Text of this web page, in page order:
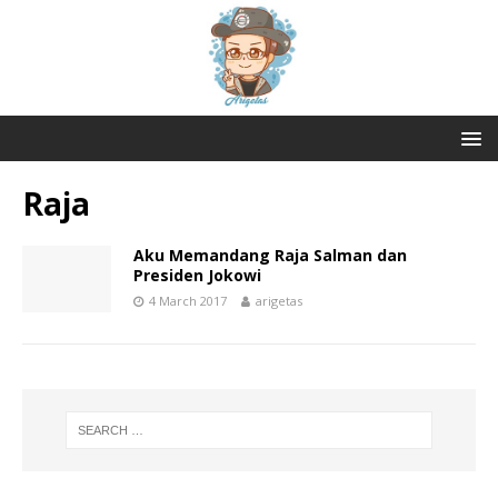
Raja
Aku Memandang Raja Salman dan
Presiden Jokowi
4 March 2017 arigetas